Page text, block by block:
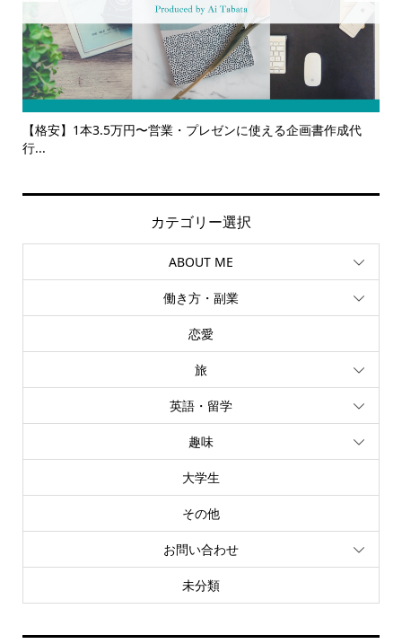
作成代
【サービス一覧】広報・企画・デザインの単発依頼からト
カテゴリー選択
ABOUT ME
働き方・副業
恋愛
旅
英語・留学
趣味
大学生
その他
お問い合わせ
未分類